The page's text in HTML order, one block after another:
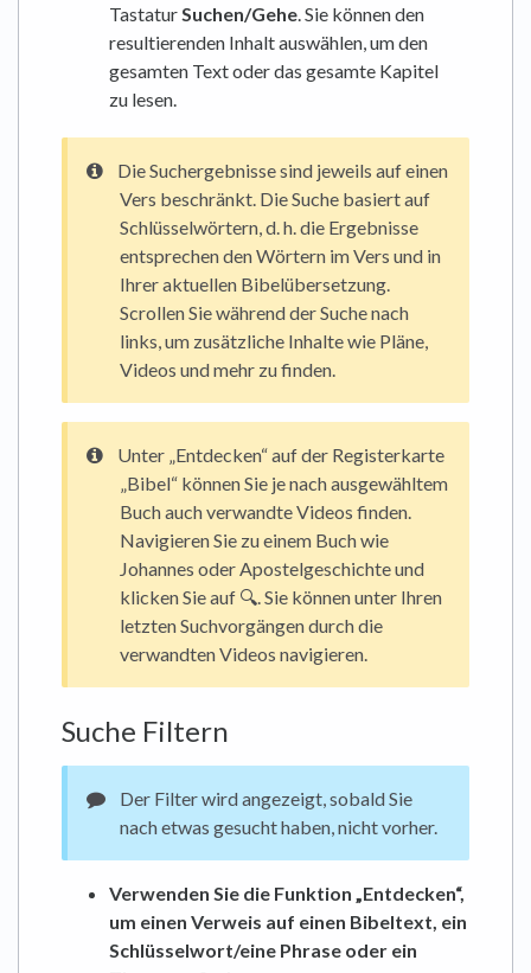
Tastatur Suchen/Gehe . Sie können den
resultierenden Inhalt auswählen, um den
gesamten Text oder das gesamte Kapitel
zu lesen.
Die Suchergebnisse sind jeweils auf einen
Vers beschränkt. Die Suche basiert auf
Schlüsselwörtern, d. h. die Ergebnisse
entsprechen den Wörtern im Vers und in
Ihrer aktuellen Bibelübersetzung.
Scrollen Sie während der Suche nach
links, um zusätzliche Inhalte wie Pläne,
Videos und mehr zu finden.
Unter „Entdecken“ auf der Registerkarte
„Bibel“ können Sie je nach ausgewähltem
Buch auch verwandte Videos finden.
Navigieren Sie zu einem Buch wie
Johannes oder Apostelgeschichte und
klicken Sie auf 🔍. Sie können unter Ihren
letzten Suchvorgängen durch die
verwandten Videos navigieren.
Suche Filtern
Der Filter wird angezeigt, sobald Sie
nach etwas gesucht haben, nicht vorher.
Verwenden Sie die Funktion „Entdecken“,
um einen Verweis auf einen Bibeltext, ein
Schlüsselwort/eine Phrase oder ein